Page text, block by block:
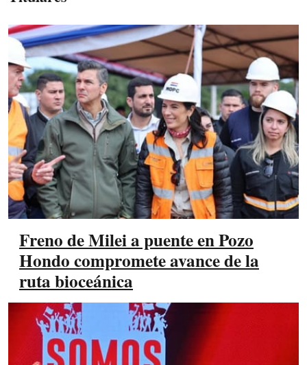
Freno de Milei a puente en Pozo
Hondo compromete avance de la
ruta bioceánica